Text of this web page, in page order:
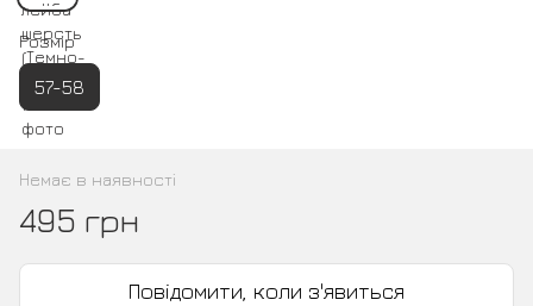
Розмір
57-58
Немає в наявності
495 грн
Повідомити, коли з'явиться